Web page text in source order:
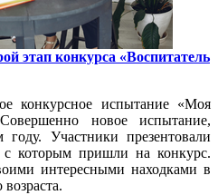
этап конкурса «Воспитатель
конкурсное испытание «Моя
Совершенно новое испытание,
Участники презентовали
с которым пришли на конкурс.
интересными находками в